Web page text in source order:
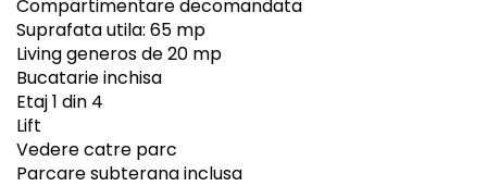
Compartimentare decomandata
Suprafata utila: 65 mp
Living generos de 20 mp
Bucatarie inchisa
Etaj 1 din 4
Lift
Vedere catre parc
Parcare subterana inclusa